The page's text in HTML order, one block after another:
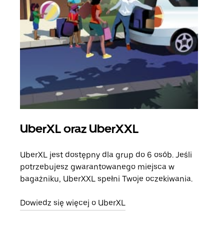
UberXL oraz UberXXL
UberXL jest dostępny dla grup do 6 osób. Jeśli
potrzebujesz gwarantowanego miejsca w
bagażniku, UberXXL spełni Twoje oczekiwania.
Dowiedz się więcej o UberXL